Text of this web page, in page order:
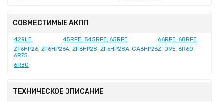
СОВМЕСТИМЫЕ АКПП
42RLE 45RFE, 545RFE, 65RFE
66RFE, 68RFE
ZF6HP26, ZF6HP26A, ZF6HP28, ZF6HP28A, GA6HP26Z, 09E, 6R60,
6R75
6R80
ТЕХНИЧЕСКОЕ ОПИСАНИЕ